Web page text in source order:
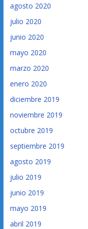
agosto 2020
julio 2020
junio 2020
mayo 2020
marzo 2020
enero 2020
diciembre 2019
noviembre 2019
octubre 2019
septiembre 2019
agosto 2019
julio 2019
junio 2019
mayo 2019
abril 2019